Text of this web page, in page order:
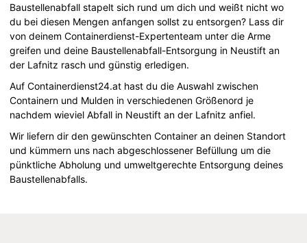
Baustellenabfall stapelt sich rund um dich und weißt nicht wo
du bei diesen Mengen anfangen sollst zu entsorgen? Lass dir
von deinem Containerdienst-Expertenteam unter die Arme
greifen und deine Baustellenabfall-Entsorgung in Neustift an
der Lafnitz rasch und günstig erledigen.
Auf Containerdienst24.at hast du die Auswahl zwischen
Containern und Mulden in verschiedenen Größenord je
nachdem wieviel Abfall in Neustift an der Lafnitz anfiel.
Wir liefern dir den gewünschten Container an deinen Standort
und kümmern uns nach abgeschlossener Befüllung um die
pünktliche Abholung und umweltgerechte Entsorgung deines
Baustellenabfalls.